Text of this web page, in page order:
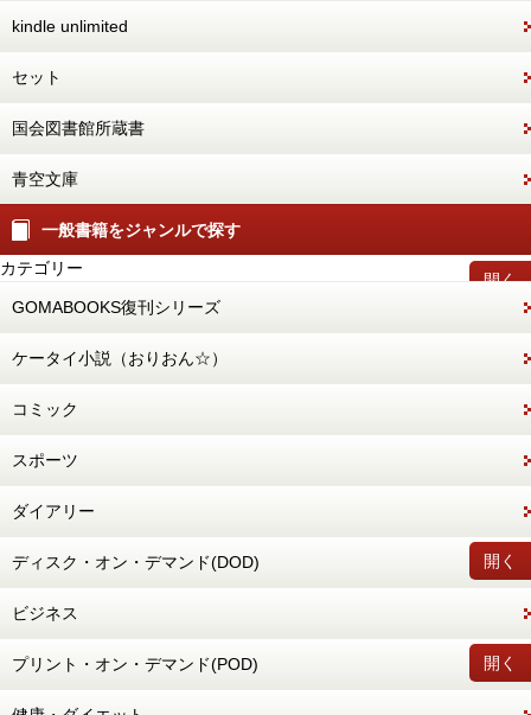
kindle unlimited
セット
国会図書館所蔵書
青空文庫
一般書籍をジャンルで探す
開く
カテゴリー
GOMABOOKS復刊シリーズ
ケータイ小説（おりおん☆）
コミック
スポーツ
ダイアリー
開く
ディスク・オン・デマンド(DOD)
ビジネス
開く
プリント・オン・デマンド(POD)